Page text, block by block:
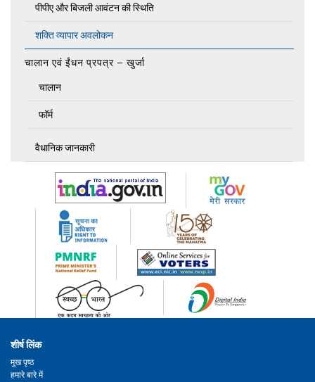
पीपीए और बिजली आवंटन की स्थिति
शक्ति व्यापार अवलोकन
चालान एवं ईंधन प्रपत्र – खुर्जा
चालान
फॉर्म
वैधानिक जानकारी
शीर्ष लिंक
मुख पृष्ठ
हमारे बारे में